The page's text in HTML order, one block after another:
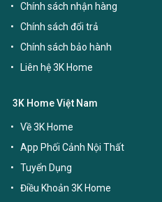
Chính sách nhận hàng
Chính sách đổi trả
Chính sách bảo hành
Liên hệ 3K Home
3K Home Việt Nam
Về 3K Home
App Phối Cảnh Nội Thất
Tuyển Dụng
Điều Khoản 3K Home